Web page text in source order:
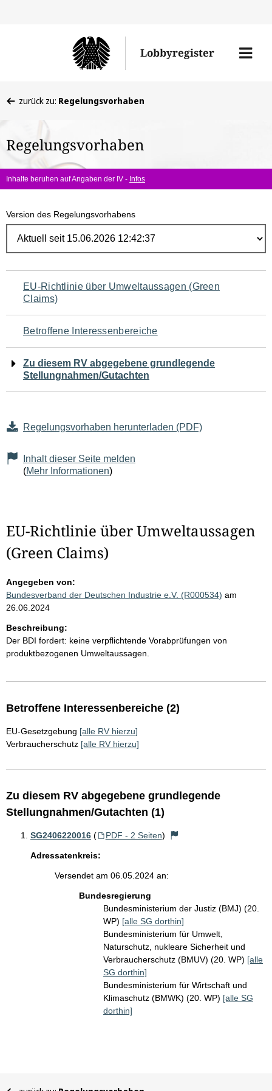
Lobbyregister
Menü
befinden
hier:
zurück zu: Regelungsvorhaben
Regelungsvorhaben
Inhalte beruhen auf Angaben der IV - Infos
Version des Regelungsvorhabens
Navigation
für
den
Seiteninhalt
EU-Richtlinie über Umweltaussagen (Green
Claims)
Betroffene Interessenbereiche
Zu diesem RV abgegebene grundlegende
Stellungnahmen/Gutachten
Regelungsvorhaben herunterladen (PDF)
Inhalt dieser Seite melden
(Mehr Informationen)
EU-Richtlinie über Umweltaussagen
(Green Claims)
Angegeben von:
Bundesverband der Deutschen Industrie e.V. (R000534) am
26.06.2024
Beschreibung:
Der BDI fordert: keine verpflichtende Vorabprüfungen von
produktbezogenen Umweltaussagen.
Betroffene Interessenbereiche (2)
EU-Gesetzgebung [alle RV hierzu]
Verbraucherschutz [alle RV hierzu]
Zu diesem RV abgegebene grundlegende
Stellungnahmen/Gutachten (1)
SG2406220016 ( PDF - 2 Seiten)
Adressatenkreis:
Versendet am 06.05.2024 an:
Bundesregierung
Bundesministerium der Justiz (BMJ) (20.
WP) [alle SG dorthin]
Bundesministerium für Umwelt,
Naturschutz, nukleare Sicherheit und
Verbraucherschutz (BMUV) (20. WP) [alle
SG dorthin]
Bundesministerium für Wirtschaft und
Klimaschutz (BMWK) (20. WP) [alle SG
dorthin]